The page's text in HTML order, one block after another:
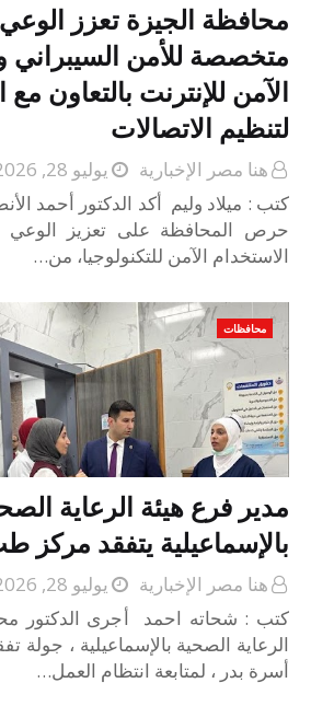
محافظة الجيزة تعزز
متخصصة للأمن السيبراني
الآمن للإنترنت بالتعاون
لتنظيم الاتصالات
هنا مصر الإخبارية
يوليو 28, 2026
كتب : ميلاد وليم أكد الدكتور أحمد
حرص المحافظة على تعزيز الوعي
الاستخدام الآمن للتكنولوجيا، من…
محافظات
مدير فرع هيئة الرعاية
بالإسماعيلية يتفقد مركز
هنا مصر الإخبارية
يوليو 28, 2026
كتب : شحاته احمد أجرى الدكتور
الرعاية الصحية بالإسماعيلية ،
أسرة بدر ، لمتابعة انتظام العمل…